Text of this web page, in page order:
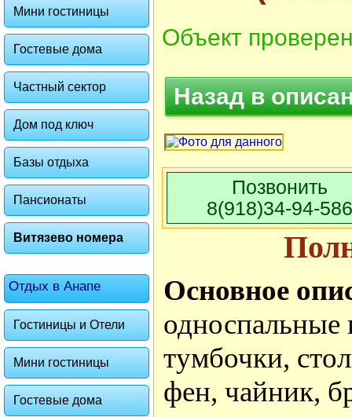
Мини гостиницы
Гостевые дома
Частный сектор
Дом под ключ
Базы отдыха
Пансионаты
Витязево номера
Отдых в Анапе
Гостиницы и Отели
Мини гостиницы
Гостевые дома
Объект
Назад в
Позвонить
8(918)34-94-586
Основное
односпальные
тумбочки,
фен, чайник,